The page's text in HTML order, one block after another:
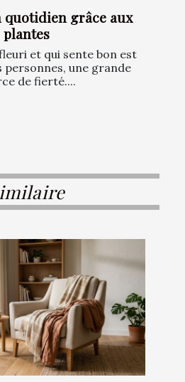
grâce aux
plantes
et qui sente bon est
une grande
de fierté....